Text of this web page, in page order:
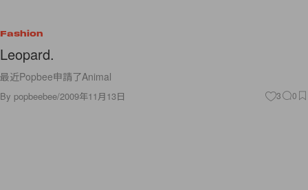
Fashion
Leopard.
最近Popbee申請了Animal
By popbeebee/2009年11月13日 3 0